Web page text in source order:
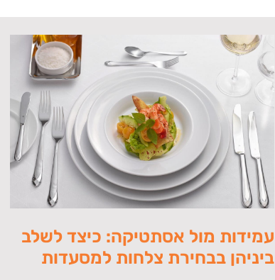
עמידות מול אסתטיקה: כיצד לשלב
ביניהן בבחירת צלחות למסעדות